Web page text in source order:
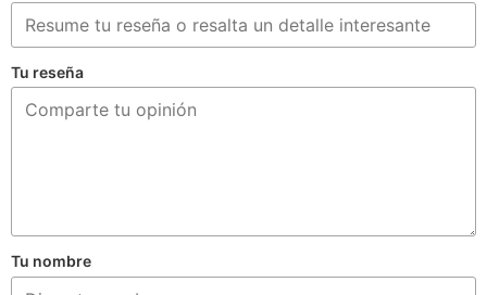
Tu reseña
Tu nombre